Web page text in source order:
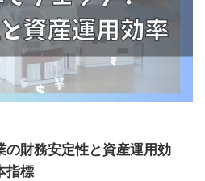
の財務安定性と資産運用効
指標